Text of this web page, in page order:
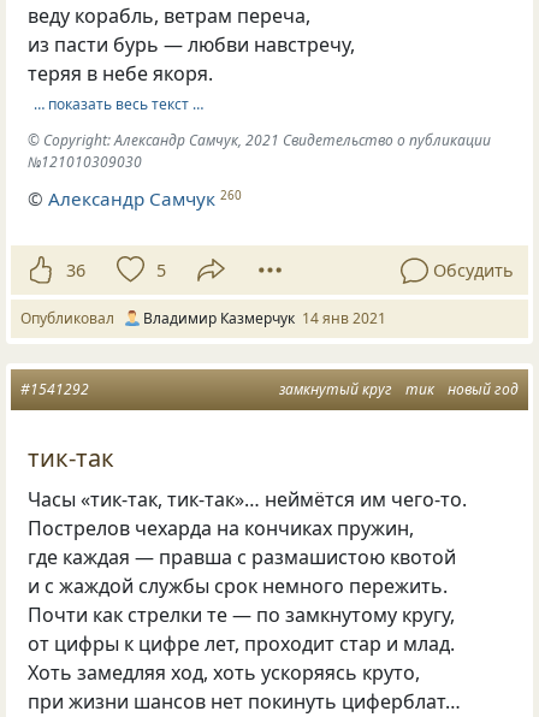
веду корабль, ветрам переча,
из пасти бурь — любви навстречу,
теряя в небе якоря.
… показать весь текст …
© Copyright: Александр Самчук, 2021 Свидетельство о публикации
№121010309030
©Александр Самчук 260
36 5 Обсудить
Опубликовал Владимир Казмерчук 14 янв 2021
замкнутый круг тик новый год
#1541292
тик-так
Часы «тик-так, тик-так»… неймётся им чего-то.
Пострелов чехарда на кончиках пружин,
где каждая — правша с размашистою квотой
и с жаждой службы срок немного пережить.
Почти как стрелки те — по замкнутому кругу,
от цифры к цифре лет, проходит стар и млад.
Хоть замедляя ход, хоть ускоряясь круто,
при жизни шансов нет покинуть циферблат…